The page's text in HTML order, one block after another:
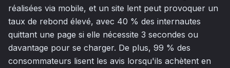
réalisées via mobile, et un site lent peut provoquer un
taux de rebond élevé, avec 40 % des internautes
quittant une page si elle nécessite 3 secondes ou
davantage pour se charger. De plus, 99 % des
consommateurs lisent les avis lorsqu'ils achètent en